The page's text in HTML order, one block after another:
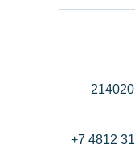
+7 4812